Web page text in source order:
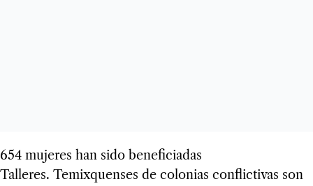
654 mujeres han sido beneficiadas
Talleres. Temixquenses de colonias conflictivas son